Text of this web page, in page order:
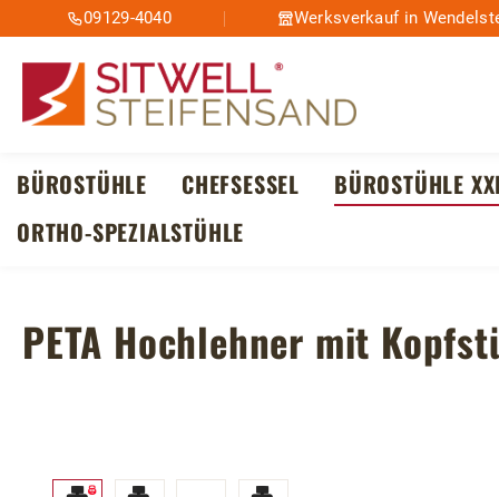
Hauptinhalt springen
Zur Suche springen
Zur Hauptnavigation springen
09129-4040 Werksverkauf in
BÜROSTÜHLE CHEFSESSEL BÜROSTÜHLE
ORTHO-SPEZIALSTÜHLE
PETA Hochlehner mit
Bildergalerie überspringen